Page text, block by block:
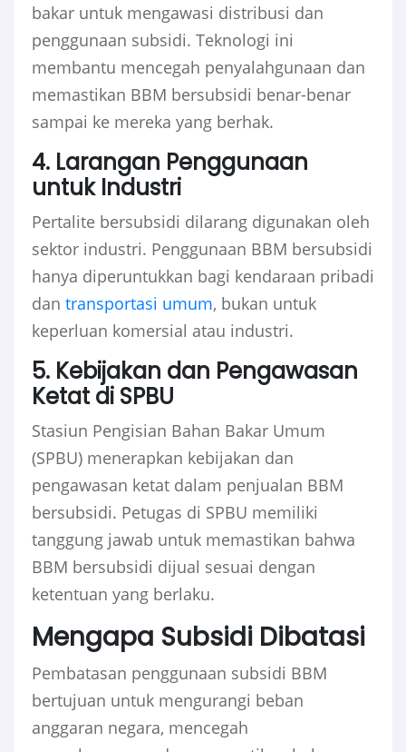
bakar untuk mengawasi distribusi dan
penggunaan subsidi. Teknologi ini
membantu mencegah penyalahgunaan dan
memastikan BBM bersubsidi benar-benar
sampai ke mereka yang berhak.
4. Larangan Penggunaan
untuk Industri
Pertalite bersubsidi dilarang digunakan oleh
sektor industri. Penggunaan BBM bersubsidi
hanya diperuntukkan bagi kendaraan pribadi
dan transportasi umum, bukan untuk
keperluan komersial atau industri.
5. Kebijakan dan Pengawasan
Ketat di SPBU
Stasiun Pengisian Bahan Bakar Umum
(SPBU) menerapkan kebijakan dan
pengawasan ketat dalam penjualan BBM
bersubsidi. Petugas di SPBU memiliki
tanggung jawab untuk memastikan bahwa
BBM bersubsidi dijual sesuai dengan
ketentuan yang berlaku.
Mengapa Subsidi Dibatasi
Pembatasan penggunaan subsidi BBM
bertujuan untuk mengurangi beban
anggaran negara, mencegah